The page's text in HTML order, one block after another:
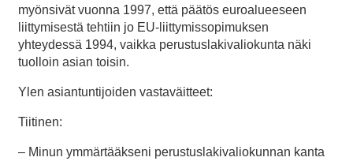
myönsivät vuonna 1997, että päätös euroalueeseen
liittymisestä tehtiin jo EU-liittymissopimuksen
yhteydessä 1994, vaikka perustuslakivaliokunta näki
tuolloin asian toisin.
Ylen asiantuntijoiden vastaväitteet:
Tiitinen:
– Minun ymmärtääkseni perustuslakivaliokunnan kanta